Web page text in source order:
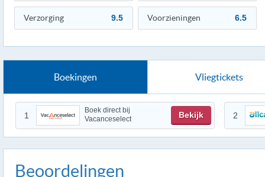
Verzorging 9.5 Voorzieningen 6.5
Boekingen Vliegtickets
1
Boek direct bij
Vacanceselect
Bekijk 2
Beoordelingen